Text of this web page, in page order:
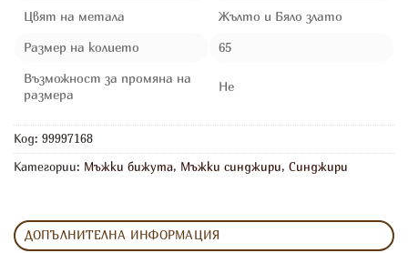
Цвят на метала
Жълто и Бяло злато
Размер на колието
65
Възможност за промяна на
размера
Не
Код: 99997168
Категории: Мъжки бижута, Мъжки синджири, Синджири
ДОПЪЛНИТЕЛНА ИНФОРМАЦИЯ